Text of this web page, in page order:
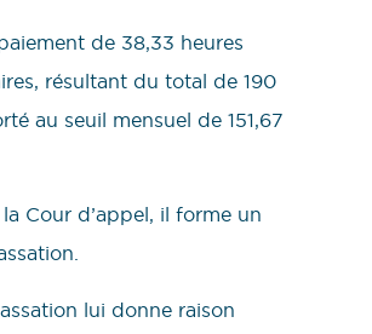
de 38,33 heures
résultant du total de 190
au seuil mensuel de 151,67
Cour d’appel, il forme un
lui donne raison